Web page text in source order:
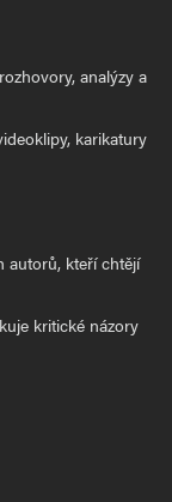
analýzy a
karikatury
autorů, kteří chtějí
kritické názory